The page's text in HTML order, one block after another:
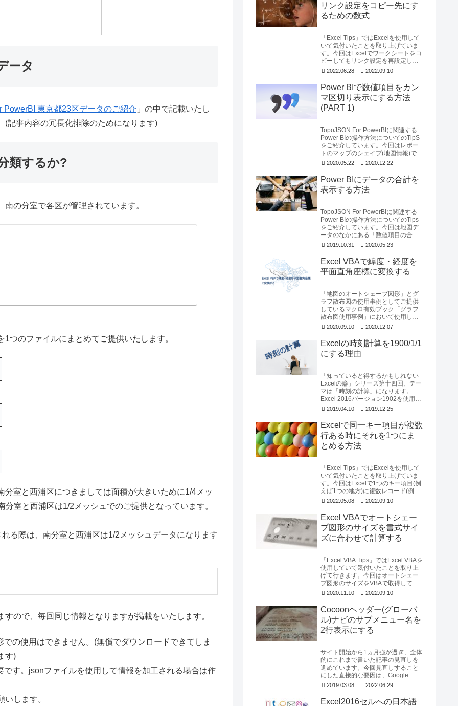
ータ
PowerBI 東京都23区データのご紹介 」の中で記載いたし
記事内容の冗長化排除のためになります)
類するか?
の分室で各区が管理されています。
つのファイルにまとめてご提供いたします。
室と西浦区につきましては面積が大きいために1/4メッ
室と西浦区は1/2メッシュでのご提供となっています。
る際は、南分室と西浦区は1/2メッシュデータになります
ので、毎回同じ情報となりますが掲載をいたします。
の使用はできません。(無償でダウンロードできてしま
す)
す。jsonファイルを使用して情報を加工される場合は作
します。
リンク設定をコピー先にす
るための数式
「Excel Tips」ではExcelを使用して
いて気付いたことを取り上げていま
す。今回はExcelでワークシートをコ
ピーしてもリンク設定を再設定しな
くても済むための方法をご紹介い...
2022.06.28 2022.09.10
Power BIで数値項目をカン
マ区切り表示にする方法
(PART 1)
TopoJSON For PowerBIに関連する
Power BIの操作方法についてのTipS
をご紹介しています。今回はレポー
トのマップのシェイプ(地図情報)で表
示される「数値項目...
2020.05.22 2020.12.22
Power BIにデータの合計を
表示する方法
TopoJSON For PowerBIに関連する
Power BIの操作方法についてのTips
をご紹介しています。今回は地図デ
ータのなかにある「数値項目の合計
を表示する方法」のご説...
2019.10.31 2020.05.23
Excel VBAで緯度・経度を
平面直角座標に変換する
「地図のオートシェープ図形」とグ
ラフ散布図の使用事例としてご提供
しているマクロ有効ブック「グラフ
散布図使用事例」において使用して
いる「緯度経度を平面直角座標に変
2020.09.10 2020.12.07
Excelの時刻計算を1900/1/1
にする理由
「知っていると得するかもしれない
Excelの癖」シリーズ第十四回、テー
マは「時刻の計算」になります。
Excel 2016バージョン1902を使用し
て確認しています。時刻だけを取
2019.04.10 2019.12.25
Excelで同一キー項目が複数
行ある時にそれを1つにま
とめる方法
「Excel Tips」ではExcelを使用して
いて気付いたことを取り上げていま
す。今回はExcelで1つのキー項目(例
えば1つの地方)に複数レコード(例え
ば都府県)が存在する時に...
2022.05.08 2022.09.10
Excel VBAでオートシェー
プ図形のサイズを書式サイ
ズに合わせて計算する
「Excel VBA Tips」ではExcel VBAを
使用していて気付いたことを取り上
げて行きます。今回はオートシェー
プ図形のサイズをVBAで取得して図
形の書式サイズに表示される...
2020.11.10 2022.09.10
Cocoonヘッダー(グローバ
ル)ナビのサブメニュー名を
2行表示にする
サイト開始から1ヵ月強が過ぎ、全体
的にこれまで書いた記事の見直しを
進めています。今回見直しすること
にした直接的な要因は、Google
AdSenseの認定で「質の低いサイ
2019.03.08 2022.06.29
Excel2016セルへの日本語